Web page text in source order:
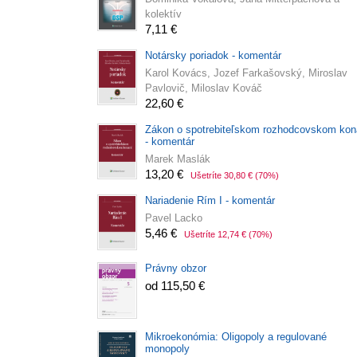
kolektív
7,11 €
Notársky poriadok - komentár
Karol Kovács, Jozef Farkašovský, Miroslav
Pavlovič, Miloslav Kováč
22,60 €
Zákon o spotrebiteľskom rozhodcovskom
- komentár
Marek Maslák
13,20 € Ušetríte 30,80 € (70%)
Nariadenie Rím I - komentár
Pavel Lacko
5,46 € Ušetríte 12,74 € (70%)
Právny obzor
od 115,50 €
Mikroekonómia: Oligopoly a regulované
monopoly